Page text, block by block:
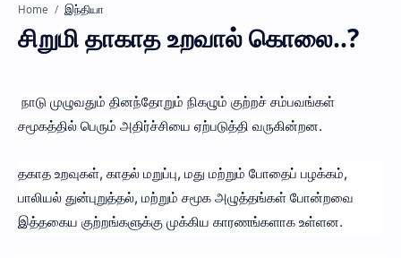
Home இந்தியா
சிறுமி தாகாத உறவால் கொலை..?
நாடு முழுவதும் தினந்தோறும் நிகழும் குற்றச் சம்பவங்கள்
சமூகத்தில் பெரும் அதிர்ச்சியை ஏற்படுத்தி வருகின்றன.
தகாத உறவுகள், காதல் மறுப்பு, மது மற்றும் போதைப் பழக்கம்,
பாலியல் துன்புறுத்தல், மற்றும் சமூக அழுத்தங்கள் போன்றவை
இத்தகைய குற்றங்களுக்கு முக்கிய காரணங்களாக உள்ளன.